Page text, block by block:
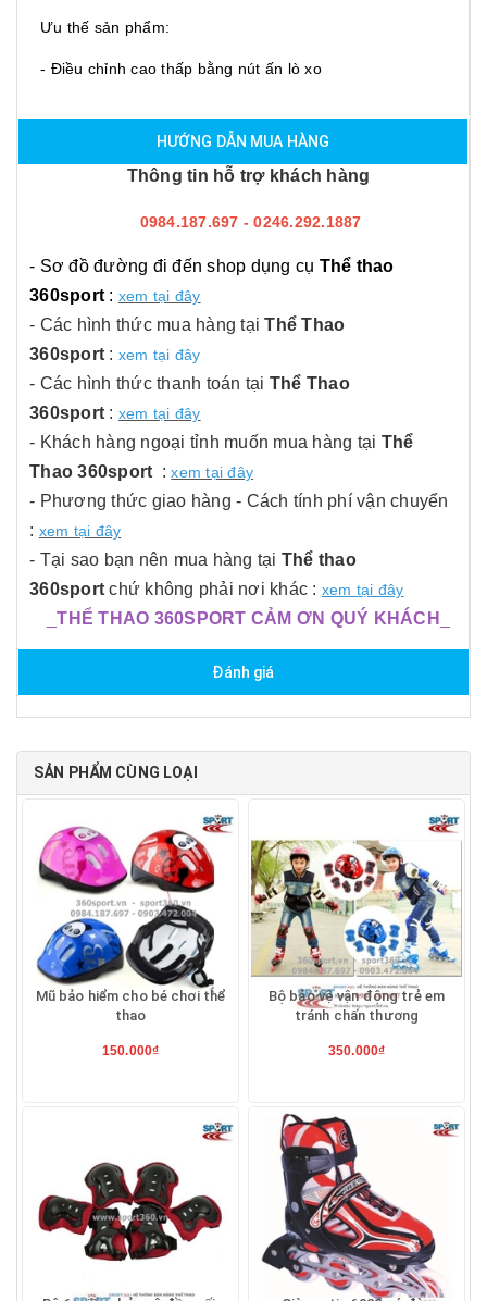
Ưu thế sản phẩm:
- Điều chỉnh cao thấp bằng nút ấn lò xo
HƯỚNG DẪN MUA HÀNG
Thông tin hỗ trợ khách hàng
0984.187.697 - 0246.292.1887
- Sơ đồ đường đi đến shop dụng cụ Thể thao
360sport : xem tại đây
- Các hình thức mua hàng tạiThể Thao
360sport : xem tại đây
- Các hình thức thanh toán tại Thể Thao
360sport : xem tại đây
- Khách hàng ngoại tỉnh muốn mua hàng tại Thể
Thao 360sport :xem tại đây
- Phương thức giao hàng - Cách tính phí vận chuyển
: xem tại đây
- Tại sao bạn nên mua hàng tại Thể thao
360sport chứ không phải nơi khác : xem tại đây
_THỂ THAO 360SPORT CẢM ƠN QUÝ KHÁCH
Đánh giá
SẢN PHẨM CÙNG LOẠI
Mũ bảo hiểm cho bé chơi thể
thao
150.000₫
Bộ bảo vệ vận động trẻ em
tránh chấn thương
350.000₫